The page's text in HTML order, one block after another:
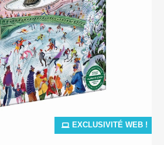
EXCLUSIVITÉ WEB !